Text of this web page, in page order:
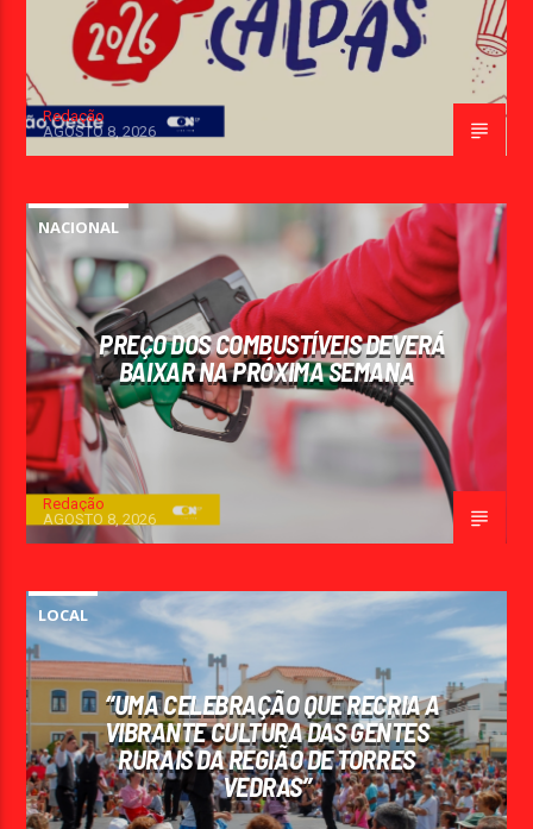
Redação
AGOSTO 8, 2026
NACIONAL
PREÇO DOS COMBUSTÍVEIS DEVERÁ
BAIXAR NA PRÓXIMA SEMANA
Redação
AGOSTO 8, 2026
LOCAL
“UMA CELEBRAÇÃO QUE RECRIA A
VIBRANTE CULTURA DAS GENTES
RURAIS DA REGIÃO DE TORRES
VEDRAS”